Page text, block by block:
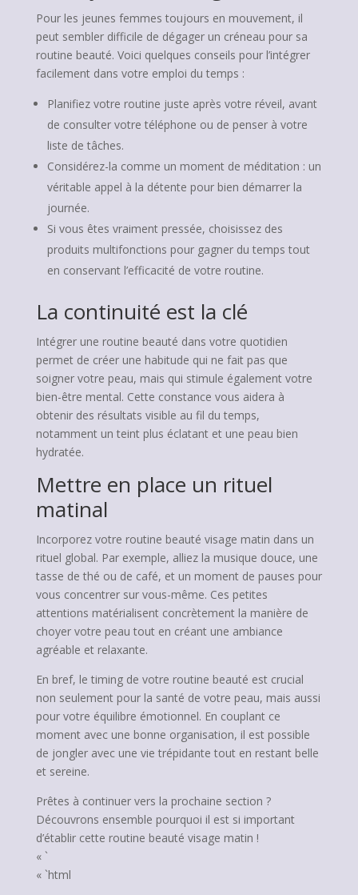
Pour les jeunes femmes toujours en mouvement, il
peut sembler difficile de dégager un créneau pour sa
routine beauté. Voici quelques conseils pour l’intégrer
facilement dans votre emploi du temps :
Planifiez votre routine juste après votre réveil, avant
de consulter votre téléphone ou de penser à votre
liste de tâches.
Considérez-la comme un moment de méditation : un
véritable appel à la détente pour bien démarrer la
journée.
Si vous êtes vraiment pressée, choisissez des
produits multifonctions pour gagner du temps tout
en conservant l’efficacité de votre routine.
La continuité est la clé
Intégrer une routine beauté dans votre quotidien
permet de créer une habitude qui ne fait pas que
soigner votre peau, mais qui stimule également votre
bien-être mental. Cette constance vous aidera à
obtenir des résultats visible au fil du temps,
notamment un teint plus éclatant et une peau bien
hydratée.
Mettre en place un rituel
matinal
Incorporez votre routine beauté visage matin dans un
rituel global. Par exemple, alliez la musique douce, une
tasse de thé ou de café, et un moment de pauses pour
vous concentrer sur vous-même. Ces petites
attentions matérialisent concrètement la manière de
choyer votre peau tout en créant une ambiance
agréable et relaxante.
En bref, le timing de votre routine beauté est crucial
non seulement pour la santé de votre peau, mais aussi
pour votre équilibre émotionnel. En couplant ce
moment avec une bonne organisation, il est possible
de jongler avec une vie trépidante tout en restant belle
et sereine.
Prêtes à continuer vers la prochaine section ?
Découvrons ensemble pourquoi il est si important
d’établir cette routine beauté visage matin !
« `
« `html